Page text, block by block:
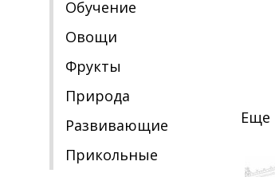
Обучение
Овощи
Фрукты
Природа
Развивающие
Прикольные
Еще